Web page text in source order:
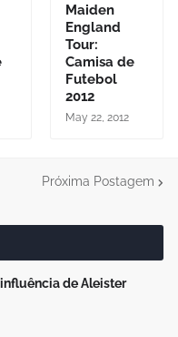
Maiden
England
Tour:
Camisa de
Futebol
2012
May 22, 2012
Próxima Postagem
de Aleister